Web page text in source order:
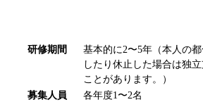
研修期間
基本的に2〜5年（本人の
したり休止した場合は独
ことがあります。）
募集人員
各年度1〜2名